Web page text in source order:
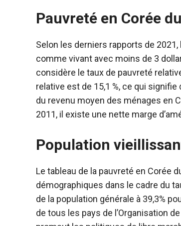
Pauvreté en Corée
Selon les derniers rapports de
comme vivant avec moins de 3
considère le taux de pauvreté
relative est de 15,1 %, ce qui
du revenu moyen des ménages en
2011, il existe une nette marge
Population
Le tableau de la pauvreté en Corée
démographiques dans le cadre du
de la population générale à 39,3%
de tous les pays de l’Organisation